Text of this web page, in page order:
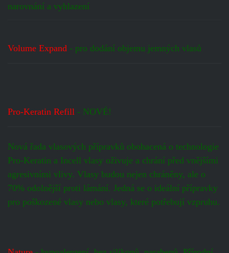
narovnání a vyhlazení
Volume Expand- pro dodání objemu jemných vlasů
Pro-Keratin Refill - NOVÉ!
Nová řada vlasových přípravků obohacená o technologie
Pro-Keratin a Incell vlasy oživuje a chrání před vnějšími
agresivními vlivy. Vlasy budou nejen chráněny, ale o
70% odolnější proti lámání. Jedná se o ideální přípravky
pro poškozené vlasy nebo vlasy, které potřebují vzpruhu.